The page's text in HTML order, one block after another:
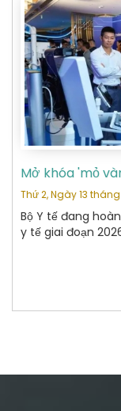
Mở khóa 'mỏ
Thứ 2, Ngày 13
Bộ Y tế đang
y tế giai đoạn
tiêu tới năm
khỏe uy tín,